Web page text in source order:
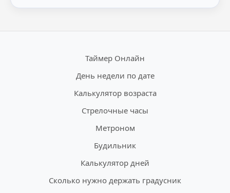
Таймер Онлайн
День недели по дате
Калькулятор возраста
Стрелочные часы
Метроном
Будильник
Калькулятор дней
Сколько нужно держать градусник